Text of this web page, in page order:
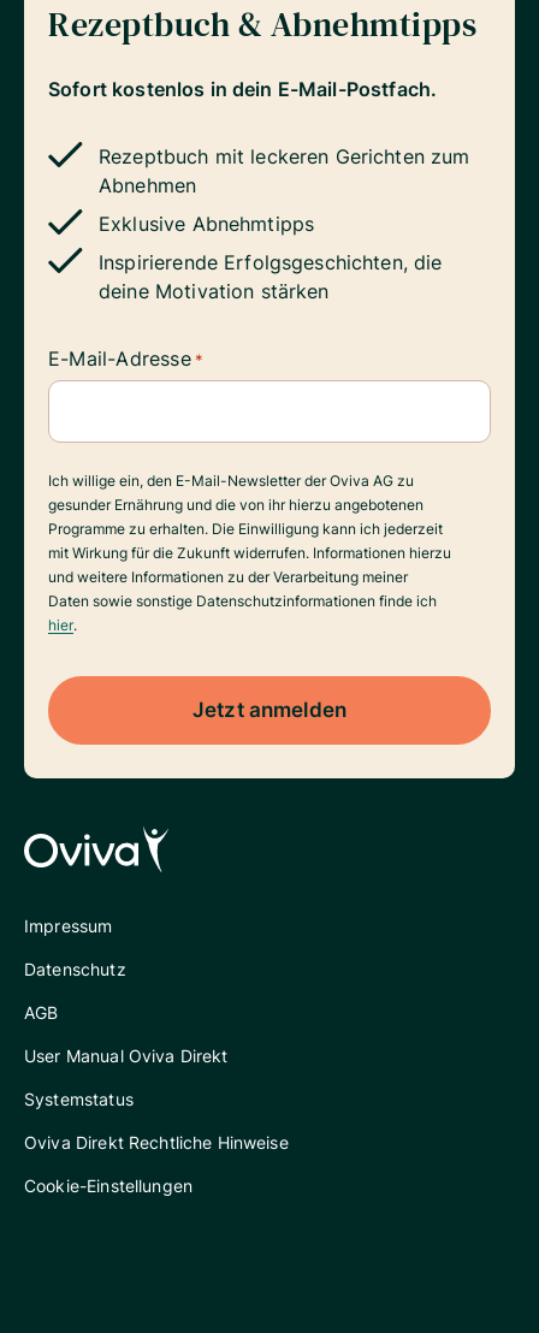
Rezeptbuch & Abnehmtipps
Sofort kostenlos in dein E-Mail-Postfach.
Rezeptbuch mit leckeren Gerichten zum
Abnehmen
Exklusive Abnehmtipps
Inspirierende Erfolgsgeschichten, die
deine Motivation stärken
E-Mail-Adresse *
Datenverarbeitung
Ich willige ein, den E-Mail-Newsletter der Oviva AG zu
gesunder Ernährung und die von ihr hierzu angebotenen
Programme zu erhalten. Die Einwilligung kann ich jederzeit
mit Wirkung für die Zukunft widerrufen. Informationen hierzu
und weitere Informationen zu der Verarbeitung meiner
Daten sowie sonstige Datenschutzinformationen finde ich
hier.
Jetzt anmelden
Impressum
Datenschutz
AGB
User Manual Oviva Direkt
Systemstatus
Oviva Direkt Rechtliche Hinweise
Cookie-Einstellungen